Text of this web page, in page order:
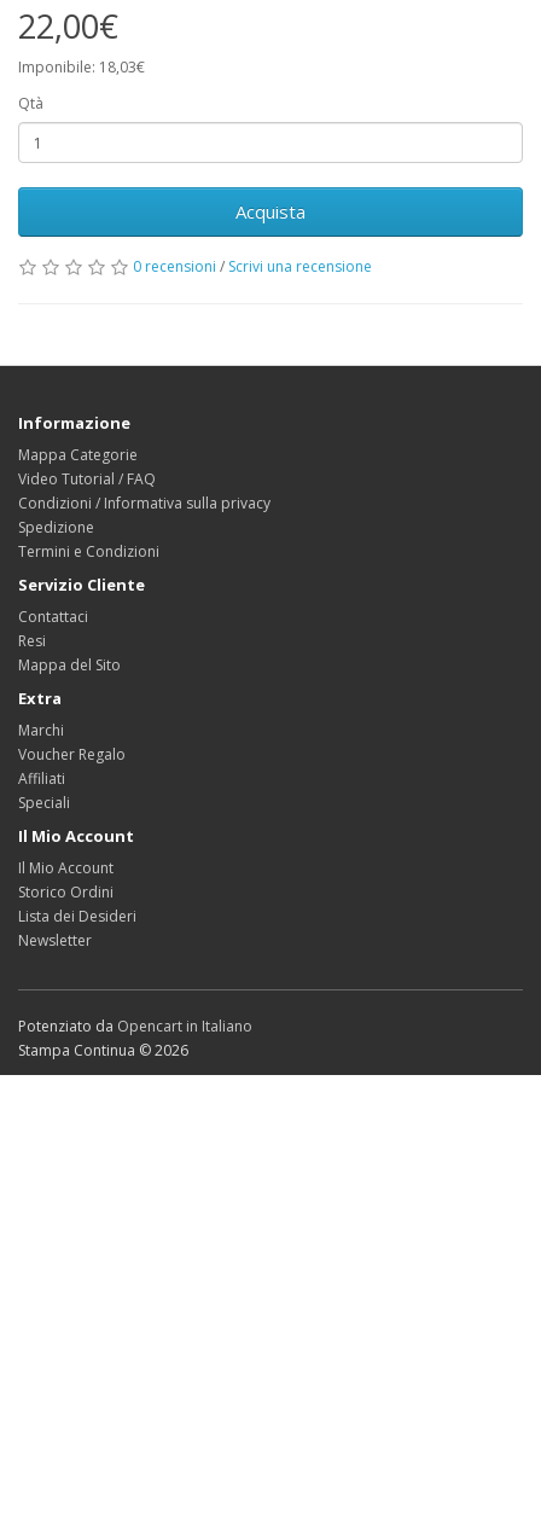
22,00€
Imponibile: 18,03€
Qtà
Acquista
0 recensioni / Scrivi una recensione
Informazione
Mappa Categorie
Video Tutorial / FAQ
Condizioni / Informativa sulla privacy
Spedizione
Termini e Condizioni
Servizio Cliente
Contattaci
Resi
Mappa del Sito
Extra
Marchi
Voucher Regalo
Affiliati
Speciali
Il Mio Account
Il Mio Account
Storico Ordini
Lista dei Desideri
Newsletter
Potenziato da Opencart in Italiano
Stampa Continua © 2026